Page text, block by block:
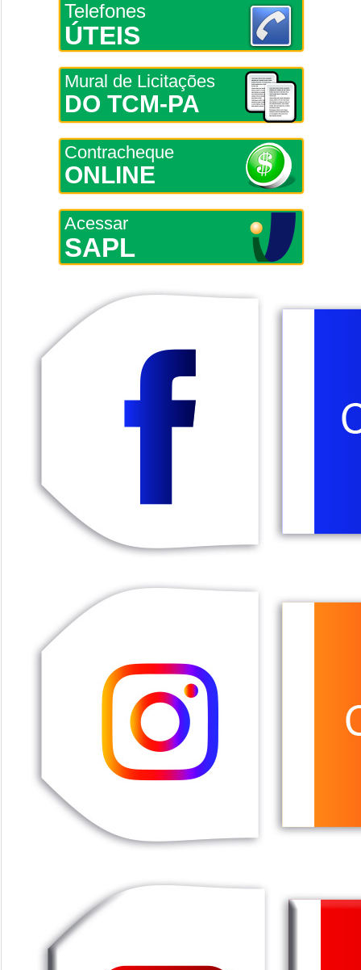
Telefones
ÚTEIS
Mural de Licitações
DO TCM-PA
Contracheque
ONLINE
Acessar
SAPL